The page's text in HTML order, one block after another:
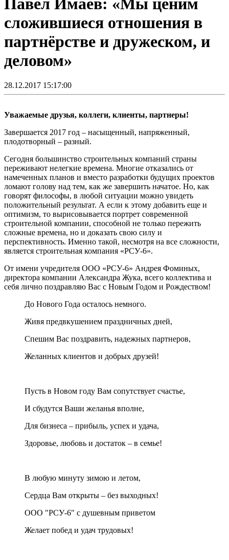
сложившиеся отношения в
партнёрстве и дружеском, и
деловом»
28.12.2017 15:17:00
Уважаемые друзья, коллеги, клиенты, партнеры!
Завершается 2017 год – насыщенный, напряженный,
плодотворный – разный.
Сегодня большинство строительных компаний страны
переживают нелегкие времена. Многие отказались от
намеченных планов и вместо разработки будущих проектов
ломают голову над тем, как же завершить начатое. Но, как
говорят философы, в любой ситуации можно увидеть
положительный результат. А если к этому добавить еще и
оптимизм, то вырисовывается портрет современной
строительной компании, способной не только пережить
сложные времена, но и доказать свою силу и
перспективность. Именно такой, несмотря на все сложности,
является строительная компания «РСУ-6».
От имени учредителя ООО «РСУ-6» Андрея Фоминых,
директора компании Александра Жука, всего коллектива и
себя лично поздравляю Вас с Новым Годом и Рождеством!
До Нового Года осталось немного.
Живя предвкушением праздничных дней,
Спешим Вас поздравить, надежных партнеров,
Желанных клиентов и добрых друзей!
Пусть в Новом году Вам сопутствует счастье,
И сбудутся Ваши желанья вполне,
Для бизнеса – прибыль, успех и удача,
Здоровье, любовь и достаток – в семье!
В любую минуту зимою и летом,
Сердца Вам открыты – без выходных!
ООО "РСУ-6" с душевным приветом
Желает побед и удач трудовых!